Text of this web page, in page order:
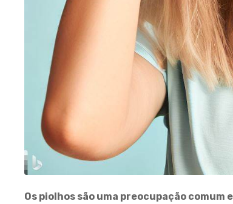
Os piolhos são uma preocupação